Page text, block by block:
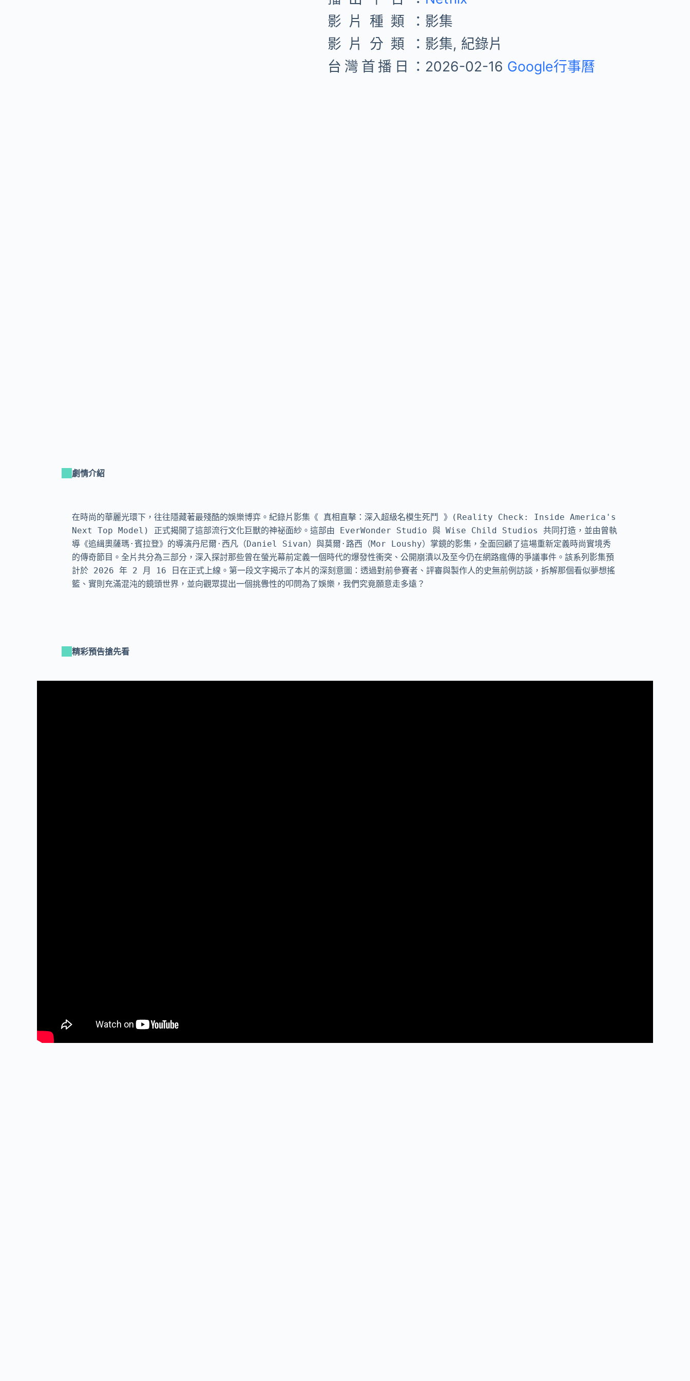
影片種類： 影集
影片分類： 影集, 紀錄片
台灣首播日： 2026-02-16 Google行事曆
劇情介紹
在時尚的華麗光環下，往往隱藏著最殘酷的娛樂博弈。紀錄片影集《 真相直擊：深入超級名模生死鬥 》(Reality Check: Inside America's
Next Top Model) 正式揭開了這部流行文化巨獸的神祕面紗。這部由 EverWonder Studio 與 Wise Child Studios 共同打造，並由曾執
導《追緝奧薩瑪·賓拉登》的導演丹尼爾·西凡（Daniel Sivan）與莫爾·路西（Mor Loushy）掌鏡的影集，全面回顧了這場重新定義時尚實境秀
的傳奇節目。全片共分為三部分，深入探討那些曾在螢光幕前定義一個時代的爆發性衝突、公開崩潰以及至今仍在網路瘋傳的爭議事件。該系列影集預
計於 2026 年 2 月 16 日在正式上線。第一段文字揭示了本片的深刻意圖：透過對前參賽者、評審與製作人的史無前例訪談，拆解那個看似夢想搖
籃、實則充滿混沌的鏡頭世界，並向觀眾提出一個挑釁性的叩問為了娛樂，我們究竟願意走多遠？
精彩預告搶先看